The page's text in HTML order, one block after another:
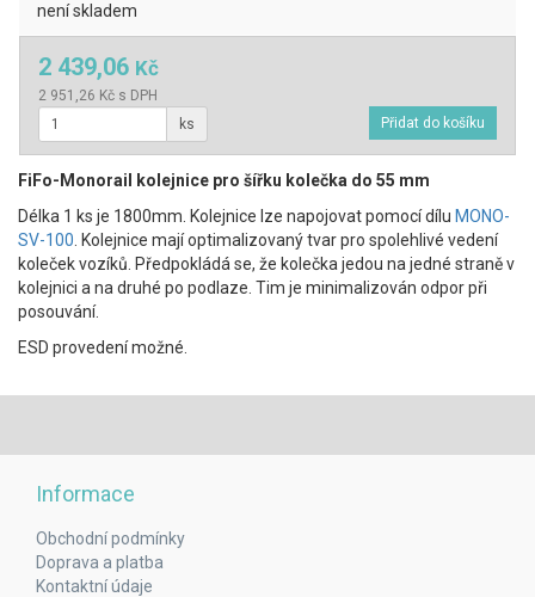
není skladem
2 439,06 Kč
2 951,26 Kč s DPH
ks
FiFo-Monorail kolejnice pro šířku kolečka do 55 mm
Délka 1 ks je 1800mm. Kolejnice lze napojovat pomocí dílu MONO-
SV-100 . Kolejnice mají optimalizovaný tvar pro spolehlivé vedení
koleček vozíků. Předpokládá se, že kolečka jedou na jedné straně v
kolejnici a na druhé po podlaze. Tim je minimalizován odpor při
posouvání.
ESD provedení možné.
Informace
Obchodní podmínky
Doprava a platba
Kontaktní údaje